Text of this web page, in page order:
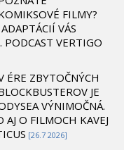
FILMY?
VÁS
VERTIGO
ÉRE ZBYTOČNÝCH
JE
VÝNIMOČNÁ.
AJ O FILMOCH KAVEJ
[26.7 2026]